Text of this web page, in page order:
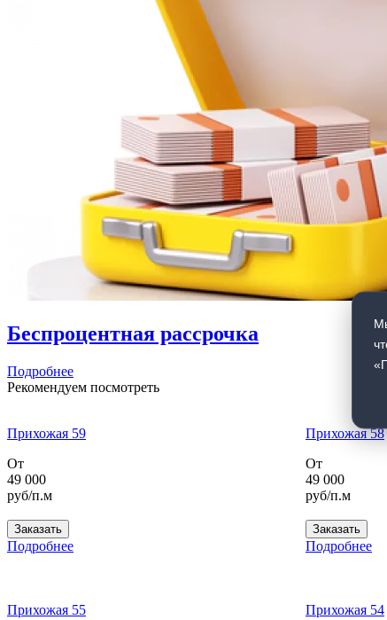
Беспроцентная рассрочка
Подробнее
Рекомендуем посмотреть
Прихожая 59
От
49 000
руб/п.м
Заказать
Подробнее
Прихожая 58
От
49 000
руб/п.м
Заказать
Подробнее
Прихожая 55
Прихожая 54